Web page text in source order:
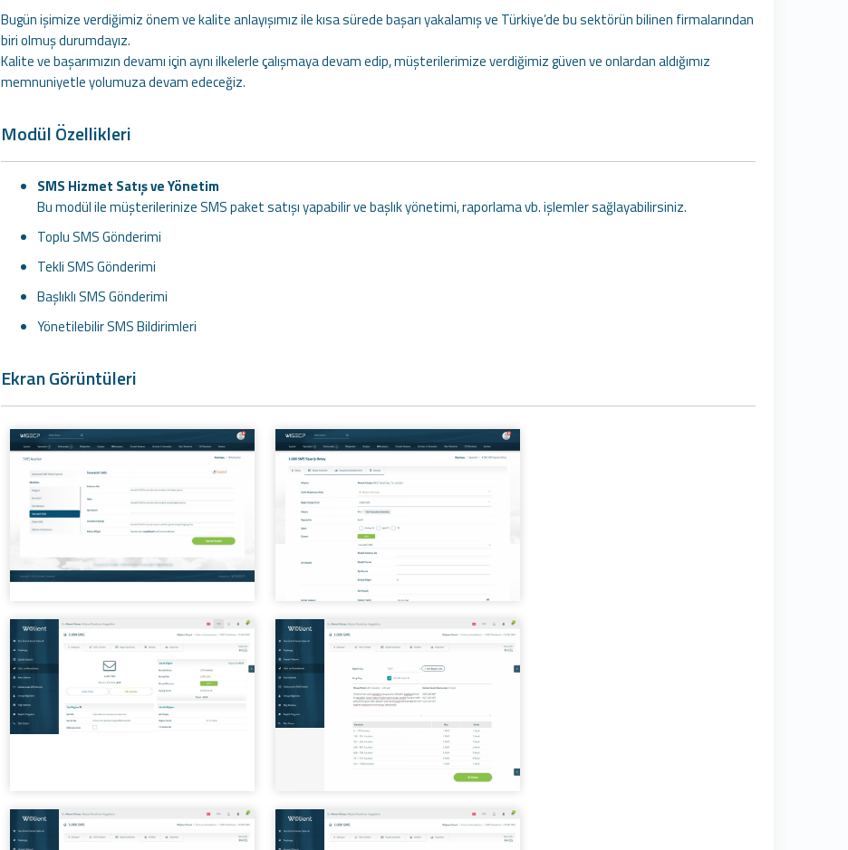
Bugün işimize verdiğimiz önem ve kalite anlayışımız ile kısa sürede başarı yakalamış ve Türkiye’de bu sektörün bilinen firmalarından
biri olmuş durumdayız.
Kalite ve başarımızın devamı için aynı ilkelerle çalışmaya devam edip, müşterilerimize verdiğimiz güven ve onlardan aldığımız
memnuniyetle yolumuza devam edeceğiz.
Modül Özellikleri
SMS Hizmet Satış ve Yönetim
Bu modül ile müşterilerinize SMS paket satışı yapabilir ve başlık yönetimi, raporlama vb. işlemler sağlayabilirsiniz.
Toplu SMS Gönderimi
Tekli SMS Gönderimi
Başlıklı SMS Gönderimi
Yönetilebilir SMS Bildirimleri
Ekran Görüntüleri